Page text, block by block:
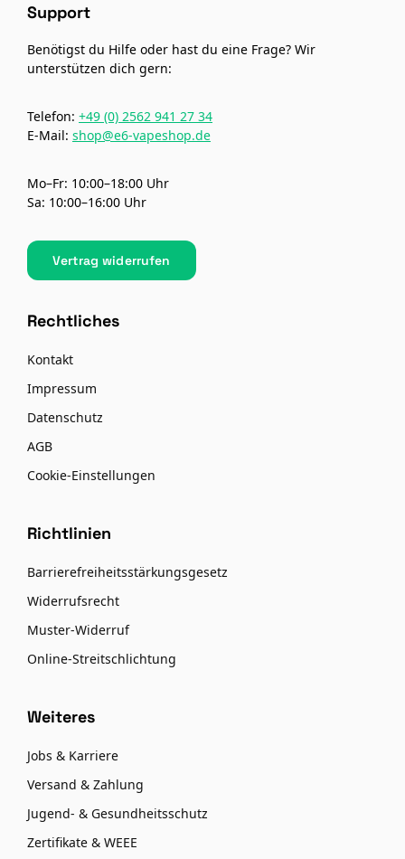
Support
Benötigst du Hilfe oder hast du eine Frage? Wir
unterstützen dich gern:
Telefon: +49 (0) 2562 941 27 34
E-Mail: shop@e6-vapeshop.de
Mo–Fr: 10:00–18:00 Uhr
Sa: 10:00–16:00 Uhr
Vertrag widerrufen
Rechtliches
Kontakt
Impressum
Datenschutz
AGB
Cookie-Einstellungen
Richtlinien
Barrierefreiheitsstärkungsgesetz
Widerrufsrecht
Muster-Widerruf
Online-Streitschlichtung
Weiteres
Jobs & Karriere
Versand & Zahlung
Jugend- & Gesundheitsschutz
Zertifikate & WEEE